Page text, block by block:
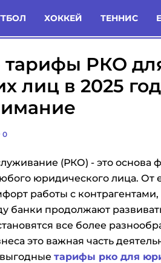
ХОККЕЙ ТЕННИС
Статьи Комменты Новости
тарифы РКО
лиц в 2025
0
(РКО) - это основа
юридического лица. От
работы с контрагентами,
банки продолжают
все более
это важная часть
тарифы рко для